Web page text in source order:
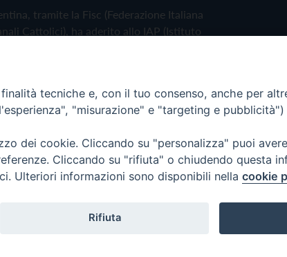
tramite la Fisc (Federazione Italiana
Cattolici), ha aderito allo IAP (Istituto
Policy Cookie Policy
tecniche e, con il tuo consenso, anche per
"misurazione" e "targeting e
dei cookie. Cliccando su "personalizza" puoi
Cliccando su "rifiuta" o chiudendo questa
Ulteriori informazioni sono disponibili nella cookie
Rifiuta